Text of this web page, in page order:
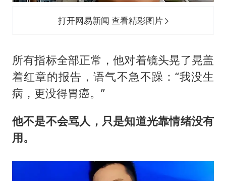
打开网易新闻 查看精彩图片
所有指标全部正常，他对着镜头晃了晃盖
着红章的报告，语气不急不躁：“我没生
病，更没得胃癌。”
他不是不会骂人，只是知道光靠情绪没有
用。